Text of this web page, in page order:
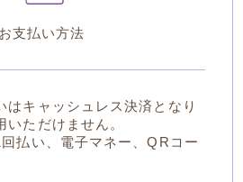
お支払い方法
はキャッシュレス決済となり
いただけません。
払い、電子マネー、QRコー